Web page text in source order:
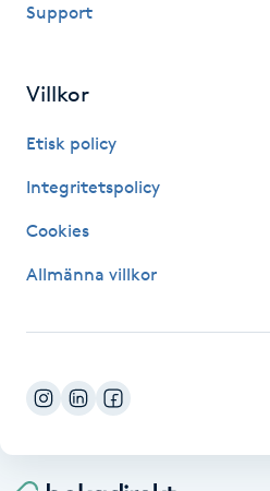
Megavolymfransar
Melasma
Mesoterapi
Microshading
Mixfransar
Nagelförlängning
Nagelförlängning akryl
Support
Villkor
Etisk policy
Integritetspolicy
Cookies
Allmänna villkor